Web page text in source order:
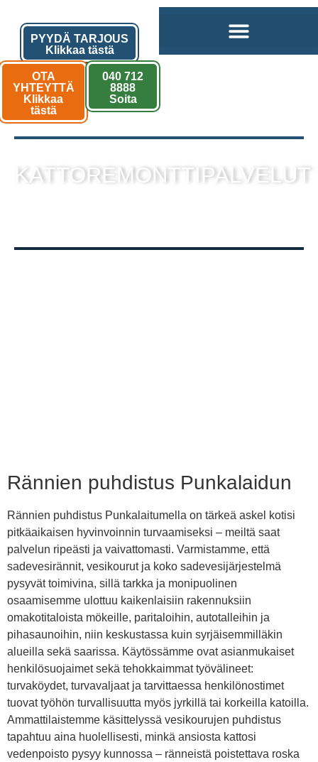
PYYDÄ TARJOUS
Klikkaa tästä
OTA
YHTEYTTÄ
Klikkaa
tästä
040 712
8888
Soita
KATTOREMONTTIPALVELUT
Rännien puhdistus Punkalaidun
Rännien puhdistus Punkalaitumella on tärkeä askel kotisi
pitkäaikaisen hyvinvoinnin turvaamiseksi – meiltä saat
palvelun ripeästi ja vaivattomasti. Varmistamme, että
sadevesirännit, vesikourut ja koko sadevesijärjestelmä
pysyvät toimivina, sillä tarkka ja monipuolinen
osaamisemme ulottuu kaikenlaisiin rakennuksiin
omakotitaloista mökeille, paritaloihin, autotalleihin ja
pihasaunoihin, niin keskustassa kuin syrjäisemmilläkin
alueilla sekä saarissa. Käytössämme ovat asianmukaiset
henkilösuojaimet sekä tehokkaimmat työvälineet:
turvaköydet, turvavaljaat ja tarvittaessa henkilönostimet
tuovat työhön turvallisuutta myös jyrkillä tai korkeilla katoilla.
Ammattilaistemme käsittelyssä vesikourujen puhdistus
tapahtuu aina huolellisesti, minkä ansiosta kattosi
vedenpoisto pysyy kunnossa – ränneistä poistettava roska